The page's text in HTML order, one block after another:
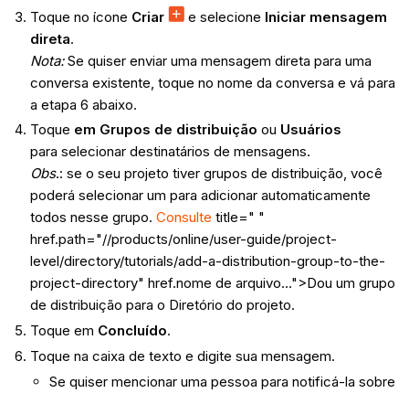
Toque no ícone Criar e selecione Iniciar mensagem
direta.
Nota:Se quiser enviar uma mensagem direta para uma
conversa existente, toque no nome da conversa e vá para
a etapa 6 abaixo.
Toque em Grupos de distribuição ou Usuários
para selecionar destinatários de mensagens.
Obs.: se o seu projeto tiver grupos de distribuição, você
poderá selecionar um para adicionar automaticamente
todos nesse grupo. Consulte title=" "
href.path="//products/online/user-guide/project-
level/directory/tutorials/add-a-distribution-group-to-the-
project-directory" href.nome de arquivo...">Dou um grupo
de distribuição para o Diretório do projeto.
Toque em Concluído.
Toque na caixa de texto e digite sua mensagem.
Se quiser mencionar uma pessoa para notificá-la sobre